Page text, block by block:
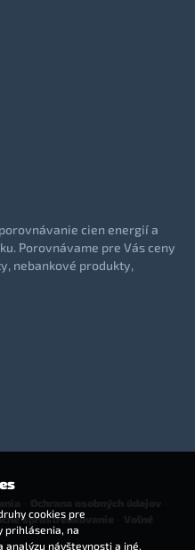
cien energií a
Porovnávame pre Vás ceny
nebankové produkty,
sprostredkovanie
cookies pre
prihlásenia, na
analýzu návštevnosti a iné.